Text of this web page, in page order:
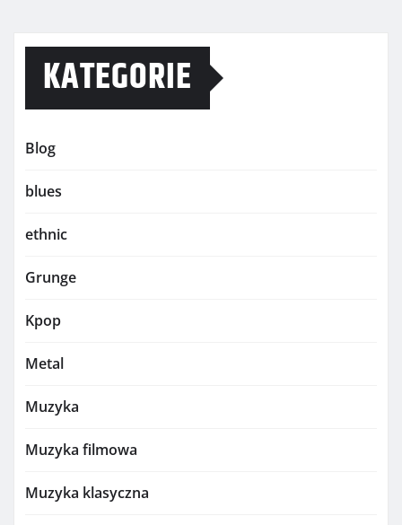
KATEGORIE
Blog
blues
ethnic
Grunge
Kpop
Metal
Muzyka
Muzyka filmowa
Muzyka klasyczna